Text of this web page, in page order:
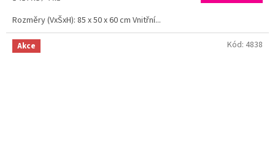
Rozměry (VxŠxH): 85 x 50 x 60 cm Vnitřní...
Akce Kód: 4838